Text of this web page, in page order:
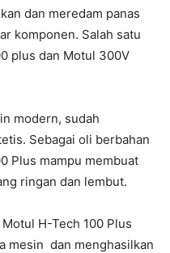
dan meredam panas
komponen. Salah satu
plus dan Motul 300V
modern, sudah
Sebagai oli berbahan
Plus mampu membuat
ringan dan lembut.
H-Tech 100 Plus
mesin dan menghasilkan